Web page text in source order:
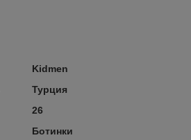
Kidmen
Турция
26
Ботинки